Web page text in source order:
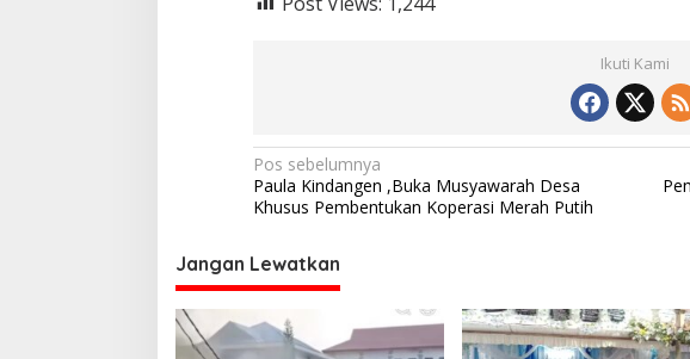
Ikuti Kami
N
a
i
g
a
Pos sebelumnya
Paula Kindangen ,Buka Musyawarah Desa
Khusus Pembentukan Koperasi Merah Putih
Jangan Lewatkan